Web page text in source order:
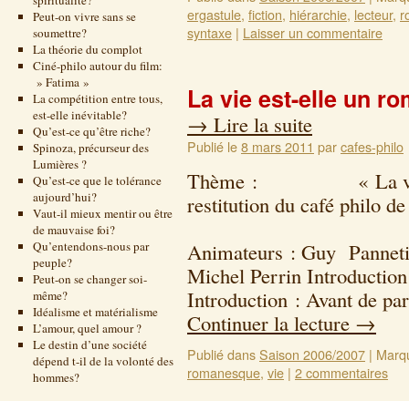
Peut-on vivre sans se
soumettre?
La théorie du complot
Ciné-philo autour du film:
» Fatima »
La compétition entre tous,
est-elle inévitable?
Qu’est-ce qu’être riche?
Spinoza, précurseur des
Lumières ?
Qu’est-ce que le tolérance
aujourd’hui?
Vaut-il mieux mentir ou être
de mauvaise foi?
Qu’entendons-nous par
peuple?
Peut-on se changer soi-
même?
Idéalisme et matérialisme
L’amour, quel amour ?
Le destin d’une société
dépend t-il de la volonté des
hommes?
ergastule, fiction, hiérarchie, lecteur,
syntaxe | Laisser un commentaire
La vie est-elle un
→ Lire la suite
Publié le8 mars 2011 parcafes-philo
Thème : « La vie
restitution du café philo
Animateurs : Guy
Michel Perrin
Introduction : Avant de
Continuer la lecture →
Publié dansSaison 2006/2007 |
romanesque, vie | 2 commentaires